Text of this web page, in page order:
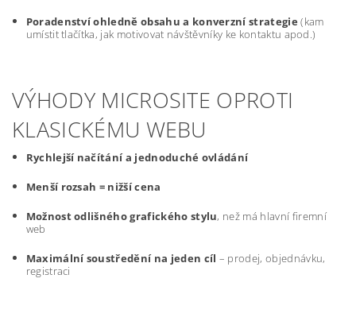
Poradenství ohledně obsahu a konverzní strategie (kam
umístit tlačítka, jak motivovat návštěvníky ke kontaktu apod.)
VÝHODY MICROSITE OPROTI
KLASICKÉMU WEBU
Rychlejší načítání a jednoduché ovládání
Menší rozsah = nižší cena
Možnost odlišného grafického stylu, než má hlavní firemní
web
Maximální soustředění na jeden cíl – prodej, objednávku,
registraci